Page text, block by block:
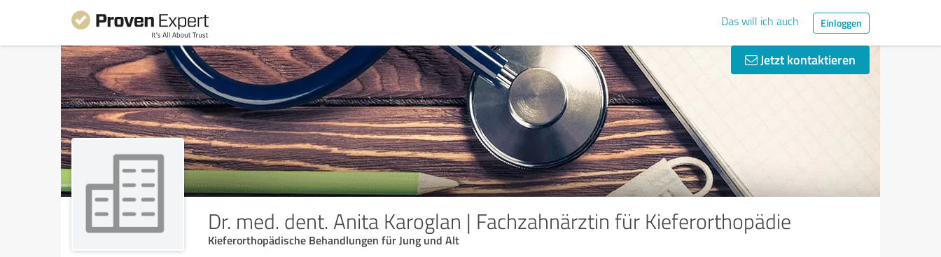
Das will ich auch Einloggen
Jetzt kontaktieren
Dr. med. dent. Anita Karoglan | Fachzahnärztin für Kieferorthopädie
Kieferorthopädische Behandlungen für Jung und Alt